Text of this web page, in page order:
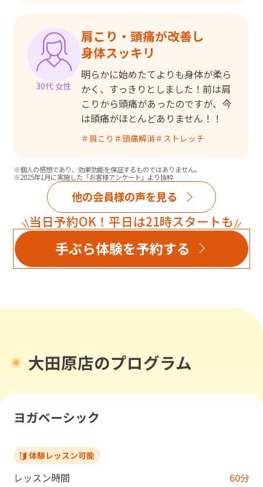
30代 女性
肩こり・頭痛が改善し
身体スッキリ
明らかに始めたてよりも身体が柔ら
かく、すっきりとしました！前は肩
こりから頭痛があったのですが、今
は頭痛がほとんどありません！！
＃肩こり ＃頭痛解消＃ ストレッチ
※個人の感想であり、効果効能を保証するものではありません。
※2025年1月に実施した「お客様アンケート」より抜粋
他の会員様の声を見る
当日予約OK！平日は21時スタートも
手ぶら体験を予約する
大田原店のプログラム
ヨガベーシック
体験レッスン可能
レッスン時間 60分